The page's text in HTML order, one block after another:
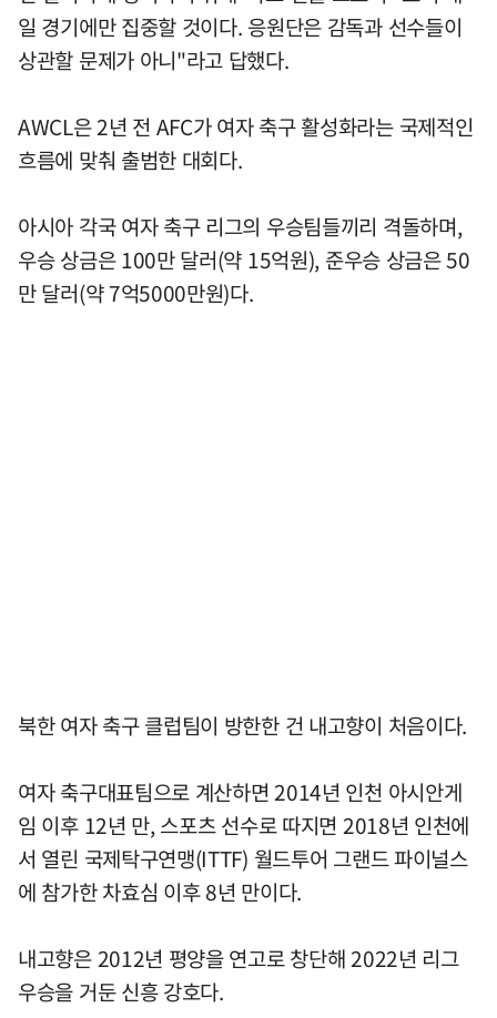
일 경기에만 집중할 것이다. 응원단은 감독과 선수들이
상관할 문제가 아니"라고 답했다.
AWCL은 2년 전 AFC가 여자 축구 활성화라는 국제적인
흐름에 맞춰 출범한 대회다.
아시아 각국 여자 축구 리그의 우승팀들끼리 격돌하며,
우승 상금은 100만 달러(약 15억원), 준우승 상금은 50
만 달러(약 7억5000만원)다.
북한 여자 축구 클럽팀이 방한한 건 내고향이 처음이다.
여자 축구대표팀으로 계산하면 2014년 인천 아시안게
임 이후 12년 만, 스포츠 선수로 따지면 2018년 인천에
서 열린 국제탁구연맹(ITTF) 월드투어 그랜드 파이널스
에 참가한 차효심 이후 8년 만이다.
내고향은 2012년 평양을 연고로 창단해 2022년 리그
우승을 거둔 신흥 강호다.